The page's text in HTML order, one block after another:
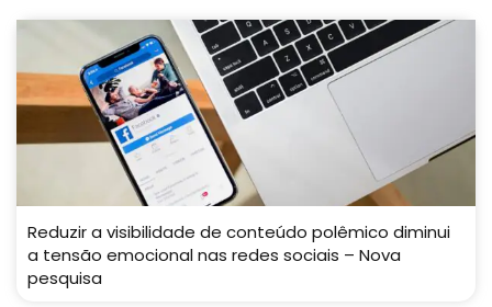
Reduzir a visibilidade de conteúdo polêmico diminui
a tensão emocional nas redes sociais – Nova
pesquisa